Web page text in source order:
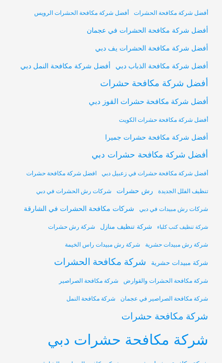
أفضل شركة مكافحة الحشرات أفضل شركة مكافحة الحشرات الرويس
أفضل شركة مكافحة الحشرات في عجمان
أفضل شركة مكافحة الحشرات يف دبي
أفضل شركة مكافحة الذباب دبي أفضل شركة مكافحة النمل دبي
أفضل شركة مكافحة حشرات
أفضل شركة مكافحة حشرات القوز دبي
أفضل شركة مكافحة حشرات الكويت
أفضل شركة مكافحة حشرات جميرا
أفضل شركة مكافحة حشرات دبي
أفضل شركة مكافحة حشرات في زعبيل دبي افضل شركة مكافحة حشرات
تنظيف الفلل الجديدة رش حشرات شركات رش الحشرات في دبي
شركات رش مبيدات في دبي شركات مكافحة الحشرات في الشارقة
شركة تنظيف كنب كلباء شركة تنظيف منازل شركة رش حشرات
شركة رش مبيدات حشرية شركة رش مبيدات راس الخيمة
شركة مبيدات حشرية شركة مكافحة الحشرات
شركة مكافحة الحشرات والقوارض شركة مكافحة الصراصير
شركة مكافحة الصراصير في عجمان شركة مكافحة النمل
شركة مكافحة حشرات
شركة مكافحة حشرات دبي